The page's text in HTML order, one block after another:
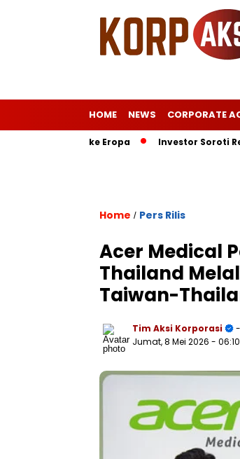
HOME NEWS CORPORATE
Istri ke Eropa Investor Soroti
Home / Pers Rilis
Acer Medical
Thailand
Taiwan-
Tim Aksi Korporasi
Jumat, 8 Mei 2026 -